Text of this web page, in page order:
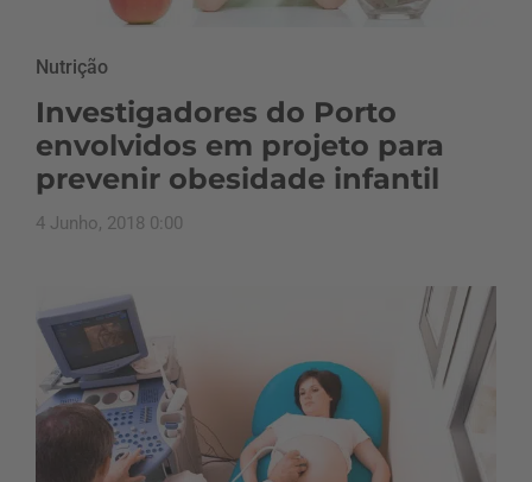
Nutrição
Investigadores do Porto
envolvidos em projeto para
prevenir obesidade infantil
4 Junho, 2018 0:00